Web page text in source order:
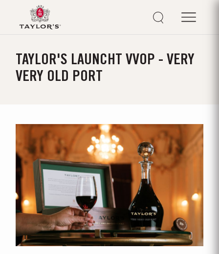
TAYLOR'S LAUNCHT VVOP - VERY
VERY OLD PORT